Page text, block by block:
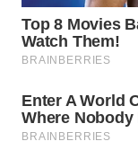
Melhora a
Regula o
Auxilia no
Como